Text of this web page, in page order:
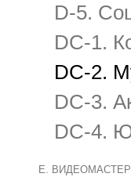
D-5.
DC-1.
DC-2.
DC-3.
DC-4.
E.